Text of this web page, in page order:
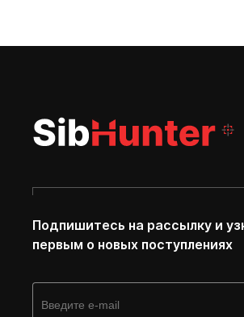
Подпишитесь на рассылку и
первым о новых поступлениях